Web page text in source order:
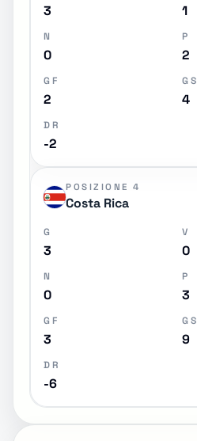
3 1
N
0
P
2
GF
2
GS
4
DR
-2
POSIZIONE 4
Costa Rica
G
3
V
0
N
0
P
3
GF
3
GS
9
DR
-6